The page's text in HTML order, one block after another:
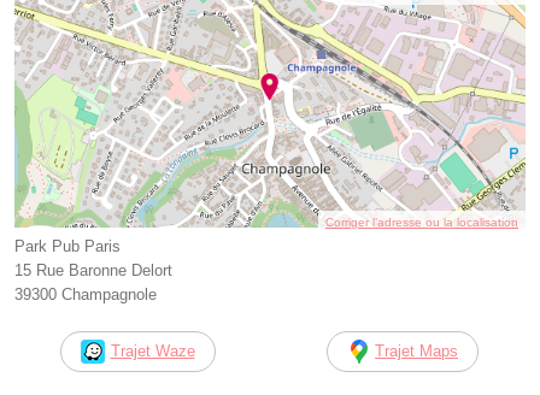
Corriger l’adresse ou la localisation
Park Pub Paris
15 Rue Baronne Delort
39300 Champagnole
Trajet Waze Trajet Maps